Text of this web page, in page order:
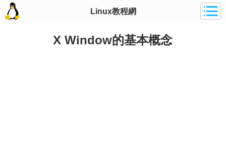
Linux教程網
X Window的基本概念